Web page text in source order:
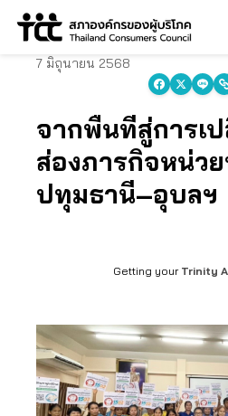
Skip
content
7 มิถุนายน 2568
จากพื้นที่สู่การเ
ส่องภารกิจหน่ว
ปทุมธานี–อุบลฯ
Getting your Trinity